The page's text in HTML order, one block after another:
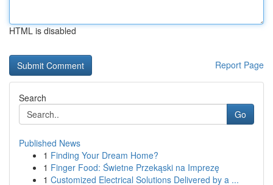
HTML is disabled
Report Page
Search
Go
Published News
1 Finding Your Dream Home?
1 Finger Food: Świetne Przekąski na Imprezę
1 Customized Electrical Solutions Delivered by a ...